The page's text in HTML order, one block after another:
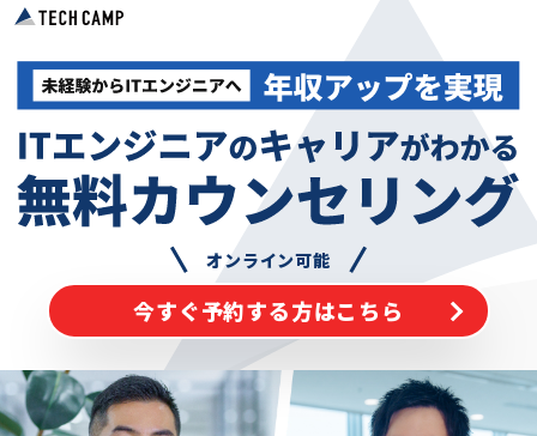
オンライン可能
今すぐ予約する方はこちら